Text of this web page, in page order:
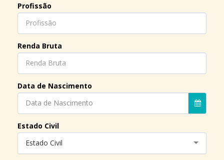
Profissão
Renda Bruta
Data de Nascimento
Data de Nascimento
Estado Civil
Estado Civil